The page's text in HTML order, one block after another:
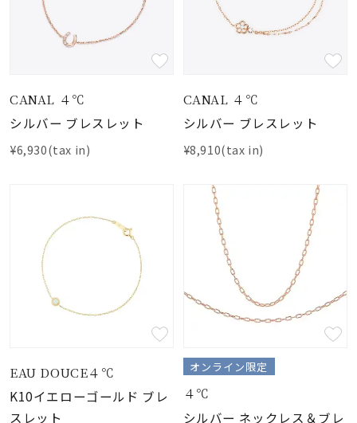
CANAL ４℃
シルバー ブレスレット
¥6,930(tax in)
CANAL ４℃
シルバー ブレスレット
¥8,910(tax in)
EAU DOUCE４℃
K10イエローゴールド ブレ
スレット
オンライン限定
４℃
シルバー ネックレス＆ブレ